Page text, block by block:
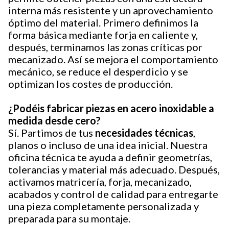
interna más resistente y un aprovechamiento
óptimo del material. Primero definimos la
forma básica mediante forja en caliente y,
después, terminamos las zonas críticas por
mecanizado. Así se mejora el comportamiento
mecánico, se reduce el desperdicio y se
optimizan los costes de producción.
¿Podéis fabricar piezas en acero inoxidable a
medida desde cero?
Sí. Partimos de tus necesidades técnicas,
planos o incluso de una idea inicial. Nuestra
oficina técnica te ayuda a definir geometrías,
tolerancias y material más adecuado. Después,
activamos matricería, forja, mecanizado,
acabados y control de calidad para entregarte
una pieza completamente personalizada y
preparada para su montaje.